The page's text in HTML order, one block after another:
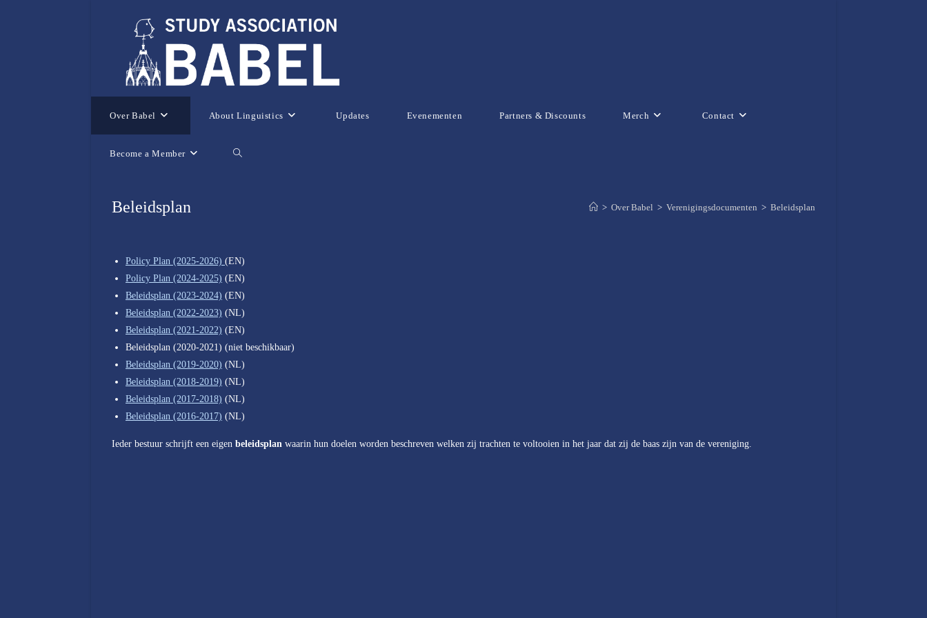
Over Babel About Linguistics Updates Evenementen Partners & Discounts Merch Contact
Become a Member Toggle
Beleidsplan > Over Babel > Verenigingsdocumenten > Beleidsplan
Policy Plan (2025-2026) (EN)
Policy Plan (2024-2025) (EN)
Beleidsplan (2023-2024) (EN)
Beleidsplan (2022-2023) (NL)
Beleidsplan (2021-2022) (EN)
Beleidsplan (2020-2021) (niet beschikbaar)
Beleidsplan (2019-2020) (NL)
Beleidsplan (2018-2019) (NL)
Beleidsplan (2017-2018) (NL)
Beleidsplan (2016-2017) (NL)
Ieder bestuur schrijft een eigen beleidsplan waarin hun doelen worden beschreven welken zij trachten te voltooien in het jaar dat zij de baas zijn van de vereniging.